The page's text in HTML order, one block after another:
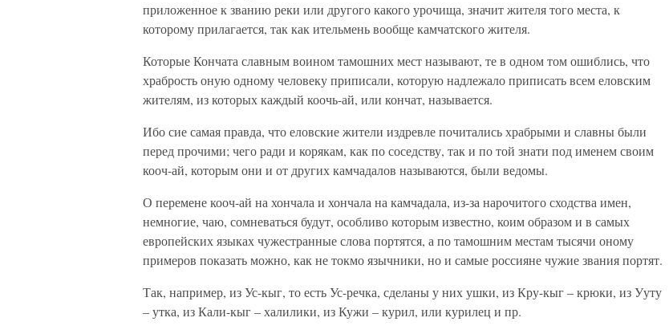
приложенное к званию реки или другого какого урочища, значит жителя того места, к
которому прилагается, так как ительмень вообще камчатского жителя.
Которые Кончата славным воином тамошних мест называют, те в одном том ошиблись, что
храбрость оную одному человеку приписали, которую надлежало приписать всем еловским
жителям, из которых каждый коочь-ай, или кончат, называется.
Ибо сие самая правда, что еловские жители издревле почитались храбрыми и славны были
перед прочими; чего ради и корякам, как по соседству, так и по той знати под именем своим
кооч-ай, которым они и от других камчадалов называются, были ведомы.
О перемене кооч-ай на хончала и хончала на камчадала, из-за нарочитого сходства имен,
немногие, чаю, сомневаться будут, особливо которым известно, коим образом и в самых
европейских языках чужестранные слова портятся, а по тамошним местам тысячи оному
примеров показать можно, как не токмо язычники, но и самые россияне чужие звания портят.
Так, например, из Ус-кыг, то есть Ус-речка, сделаны у них ушки, из Кру-кыг – крюки, из Ууту
– утка, из Кали-кыг – халилики, из Кужи – курил, или курилец и пр.